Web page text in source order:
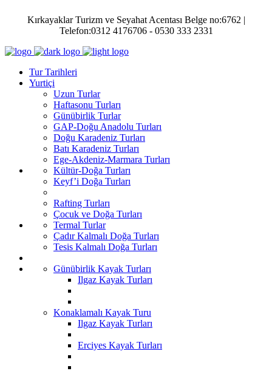
Kırkayaklar Turizm ve Seyahat Acentası Belge no:6762 |
Telefon:0312 4176706 - 0530 333 2331
Tur Tarihleri
Yurtiçi
Uzun Turlar
Haftasonu Turları
Günübirlik Turlar
GAP-Doğu Anadolu Turları
Doğu Karadeniz Turları
Batı Karadeniz Turları
Ege-Akdeniz-Marmara Turları
Kültür-Doğa Turları
Keyf’i Doğa Turları
Rafting Turları
Çocuk ve Doğa Turları
Termal Turlar
Çadır Kalmalı Doğa Turları
Tesis Kalmalı Doğa Turları
Günübirlik Kayak Turları
Ilgaz Kayak Turları
Konaklamalı Kayak Turu
Ilgaz Kayak Turları
Erciyes Kayak Turları